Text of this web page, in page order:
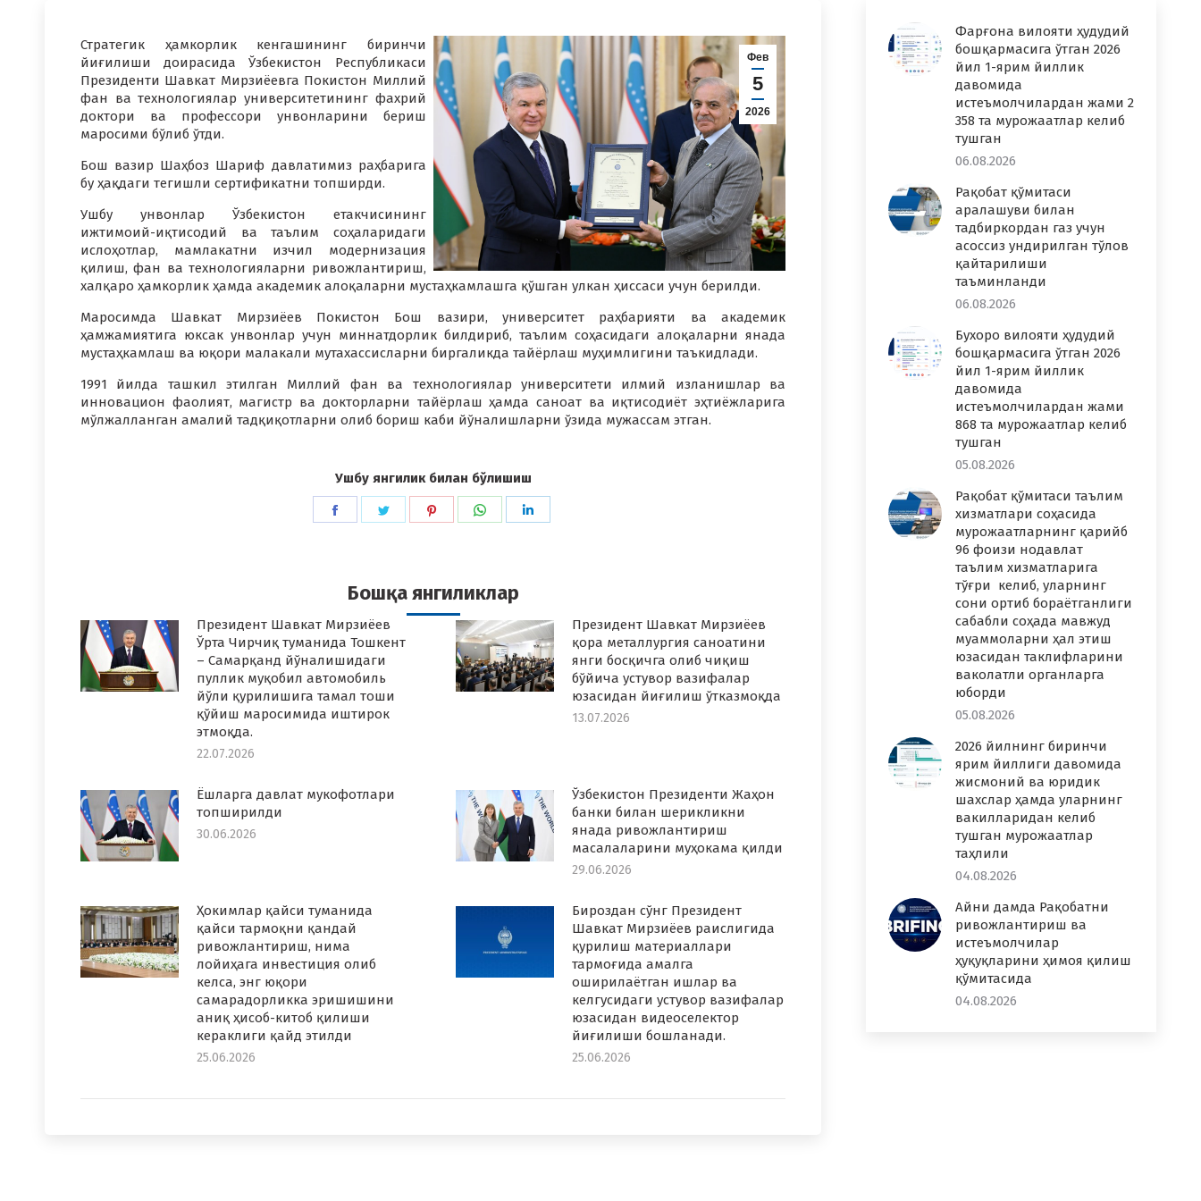
Фев
5
2026
Стратегик ҳамкорлик кенгашининг биринчи
йиғилиши доирасида Ўзбекистон Республикаси
Президенти Шавкат Мирзиёевга Покистон Миллий
фан ва технологиялар университетининг фахрий
доктори ва профессори унвонларини бериш
маросими бўлиб ўтди.
Бош вазир Шаҳбоз Шариф давлатимиз раҳбарига
бу ҳақдаги тегишли сертификатни топширди.
Ушбу унвонлар Ўзбекистон етакчисининг
ижтимоий-иқтисодий ва таълим соҳаларидаги
ислоҳотлар, мамлакатни изчил модернизация
қилиш, фан ва технологияларни ривожлантириш,
халқаро ҳамкорлик ҳамда академик алоқаларни мустаҳкамлашга қўшган улкан ҳиссаси учун берилди.
Маросимда Шавкат Мирзиёев Покистон Бош вазири, университет раҳбарияти ва академик
ҳамжамиятига юксак унвонлар учун миннатдорлик билдириб, таълим соҳасидаги алоқаларни янада
мустаҳкамлаш ва юқори малакали мутахассисларни биргаликда тайёрлаш муҳимлигини таъкидлади.
1991 йилда ташкил этилган Миллий фан ва технологиялар университети илмий изланишлар ва
инновацион фаолият, магистр ва докторларни тайёрлаш ҳамда саноат ва иқтисодиёт эҳтиёжларига
мўлжалланган амалий тадқиқотларни олиб бориш каби йўналишларни ўзида мужассам этган.
Ушбу янгилик билан бўлишиш
Share
Share
Share
Share
Бошқа янгиликлар
Президент Шавкат Мирзиёев
Ўрта Чирчиқ туманида Тошкент
– Самарқанд йўналишидаги
пуллик муқобил автомобиль
йўли қурилишига тамал тоши
қўйиш маросимида иштирок
этмоқда.
22.07.2026
Президент Шавкат Мирзиёев
қора металлургия саноатини
янги босқичга олиб чиқиш
бўйича устувор вазифалар
юзасидан йиғилиш ўтказмоқда
13.07.2026
Ёшларга давлат мукофотлари
топширилди
30.06.2026
Ўзбекистон Президенти Жаҳон
банки билан шерикликни
янада ривожлантириш
масалаларини муҳокама қилди
29.06.2026
Ҳокимлар қайси туманида
қайси тармоқни қандай
ривожлантириш, нима
лойиҳага инвестиция олиб
келса, энг юқори
самарадорликка эришишини
аниқ ҳисоб-китоб қилиши
кераклиги қайд этилди
25.06.2026
Бироздан сўнг Президент
Шавкат Мирзиёев раислигида
қурилиш материаллари
тармоғида амалга
оширилаётган ишлар ва
келгусидаги устувор вазифалар
юзасидан видеоселектор
йиғилиши бошланади.
25.06.2026
Фарғона вилояти ҳудудий
бошқармасига ўтган 2026
йил 1-ярим йиллик
давомида
истеъмолчилардан жами 2
358 та мурожаатлар келиб
тушган
06.08.2026
Рақобат қўмитаси
аралашуви билан
тадбиркордан газ учун
асоссиз ундирилган тўлов
қайтарилиши
таъминланди
06.08.2026
Бухоро вилояти ҳудудий
бошқармасига ўтган 2026
йил 1-ярим йиллик
давомида
истеъмолчилардан жами
868 та мурожаатлар келиб
тушган
05.08.2026
Рақобат қўмитаси таълим
хизматлари соҳасида
мурожаатларнинг қарийб
96 фоизи нодавлат
таълим хизматларига
тўғри келиб, уларнинг
сони ортиб бораётганлиги
сабабли соҳада мавжуд
муаммоларни ҳал этиш
юзасидан таклифларини
ваколатли органларга
юборди
05.08.2026
2026 йилнинг биринчи
ярим йиллиги давомида
жисмоний ва юридик
шахслар ҳамда уларнинг
вакилларидан келиб
тушган мурожаатлар
таҳлили
04.08.2026
Айни дамда Рақобатни
ривожлантириш ва
истеъмолчилар
ҳуқуқларини ҳимоя қилиш
қўмитасида
04.08.2026